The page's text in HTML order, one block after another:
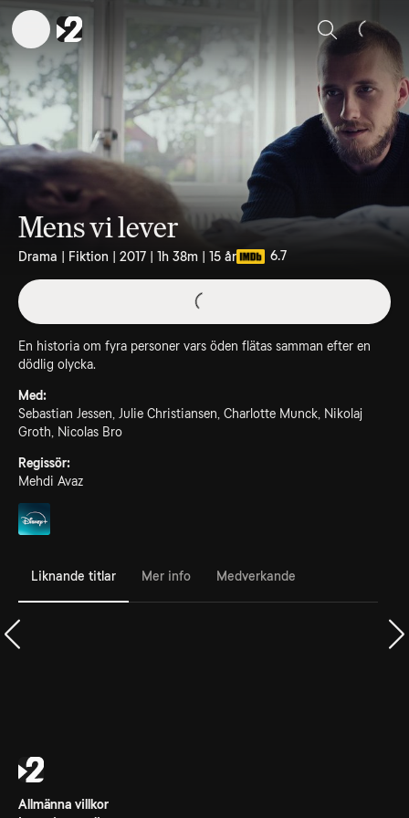
Sök
Mens vi lever
Drama | Fiktion | 2017 | 1h 38m | 15 år 6.7
En historia om fyra personer vars öden flätas samman efter en
dödlig olycka.
Med:
Sebastian Jessen, Julie Christiansen, Charlotte Munck, Nikolaj
Groth, Nicolas Bro
Regissör:
Mehdi Avaz
Liknande titlar Mer info Medverkande
Allmänna villkor